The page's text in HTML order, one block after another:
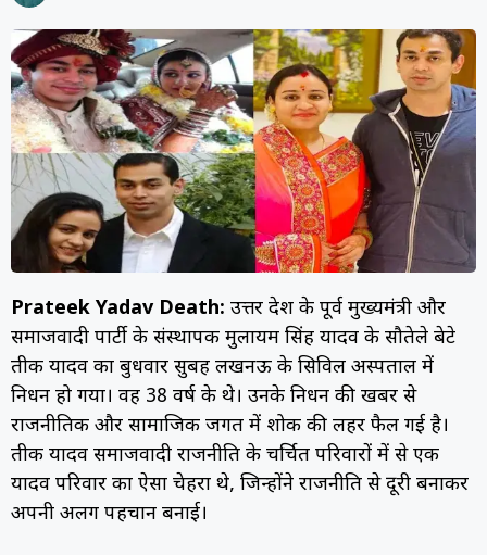
Prateek Yadav Death: उत्तर प्रदेश के पूर्व मुख्यमंत्री और
समाजवादी पार्टी के संस्थापक मुलायम सिंह यादव के सौतेले बेटे
प्रतीक यादव का बुधवार सुबह लखनऊ के सिविल अस्पताल में
निधन हो गया। वह 38 वर्ष के थे। उनके निधन की खबर से
राजनीतिक और सामाजिक जगत में शोक की लहर फैल गई है।
प्रतीक यादव समाजवादी राजनीति के चर्चित परिवारों में से एक
यादव परिवार का ऐसा चेहरा थे, जिन्होंने राजनीति से दूरी बनाकर
अपनी अलग पहचान बनाई।